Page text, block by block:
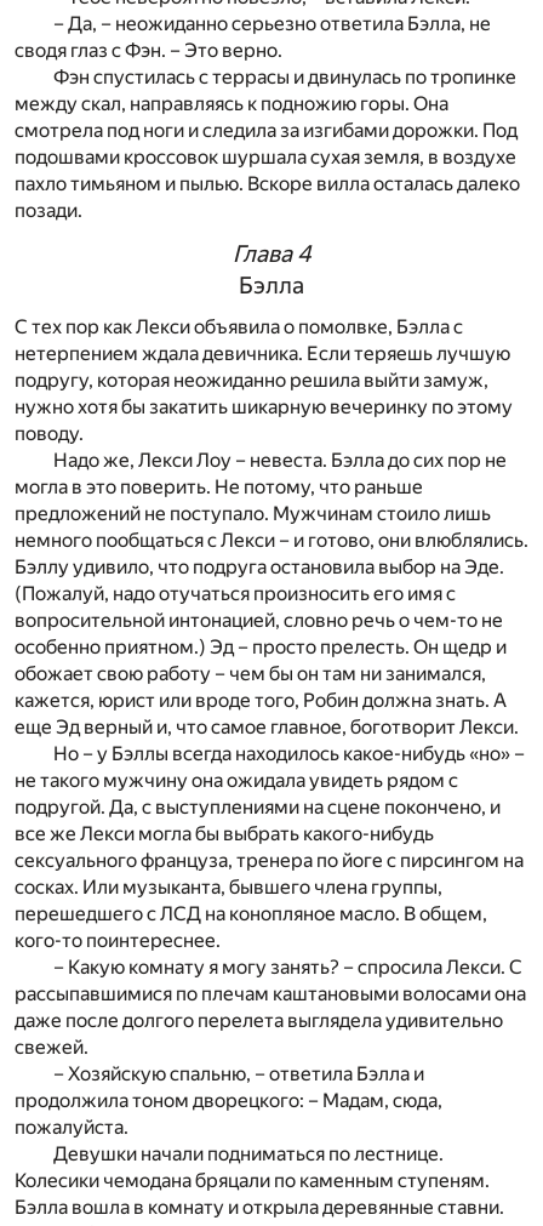
– Да, – неожиданно серьезно ответила Бэлла, не
сводя глаз с Фэн. – Это верно.
Фэн спустилась с террасы и двинулась по тропинке
между скал, направляясь к подножию горы. Она
смотрела под ноги и следила за изгибами дорожки. Под
подошвами кроссовок шуршала сухая земля, в воздухе
пахло тимьяном и пылью. Вскоре вилла осталась далеко
позади.
Глава 4
Бэлла
С тех пор как Лекси объявила о помолвке, Бэлла с
нетерпением ждала девичника. Если теряешь лучшую
подругу, которая неожиданно решила выйти замуж,
нужно хотя бы закатить шикарную вечеринку по этому
поводу.
Надо же, Лекси Лоу – невеста. Бэлла до сих пор не
могла в это поверить. Не потому, что раньше
предложений не поступало. Мужчинам стоило лишь
немного пообщаться с Лекси – и готово, они влюблялись.
Бэллу удивило, что подруга остановила выбор на Эде.
(Пожалуй, надо отучаться произносить его имя с
вопросительной интонацией, словно речь о чем-то не
особенно приятном.) Эд – просто прелесть. Он щедр и
обожает свою работу – чем бы он там ни занимался,
кажется, юрист или вроде того, Робин должна знать. А
еще Эд верный и, что самое главное, боготворит Лекси.
Но – у Бэллы всегда находилось какое-нибудь «но» –
не такого мужчину она ожидала увидеть рядом с
подругой. Да, с выступлениями на сцене покончено, и
все же Лекси могла бы выбрать какого-нибудь
сексуального француза, тренера по йоге с пирсингом на
сосках. Или музыканта, бывшего члена группы,
перешедшего с ЛСД на конопляное масло. В общем,
кого-то поинтереснее.
– Какую комнату я могу занять? – спросила Лекси. С
рассыпавшимися по плечам каштановыми волосами она
даже после долгого перелета выглядела удивительно
свежей.
– Хозяйскую спальню, – ответила Бэлла и
продолжила тоном дворецкого: – Мадам, сюда,
пожалуйста.
Девушки начали подниматься по лестнице.
Колесики чемодана бряцали по каменным ступеням.
Бэлла вошла в комнату и открыла деревянные ставни.